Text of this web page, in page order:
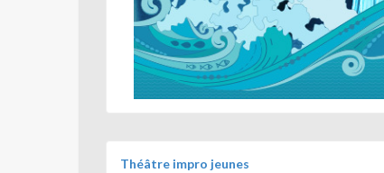
Théâtre impro jeunes